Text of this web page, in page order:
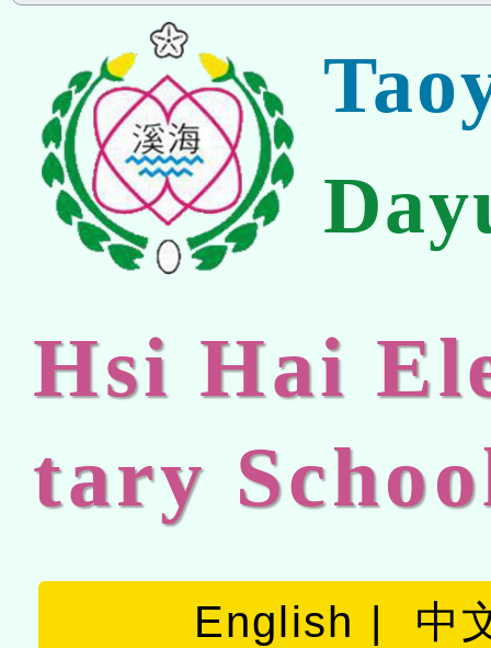
Hsi Hai
tary
English 中